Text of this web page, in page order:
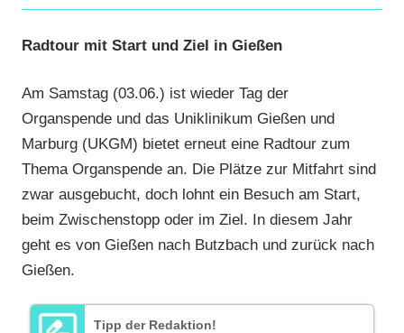
Radtour mit Start und Ziel in Gießen
Am Samstag (03.06.) ist wieder Tag der
Organspende und das Uniklinikum Gießen und
Marburg (UKGM) bietet erneut eine Radtour zum
Thema Organspende an. Die Plätze zur Mitfahrt sind
zwar ausgebucht, doch lohnt ein Besuch am Start,
beim Zwischenstopp oder im Ziel. In diesem Jahr
geht es von Gießen nach Butzbach und zurück nach
Gießen.
Tipp der Redaktion!